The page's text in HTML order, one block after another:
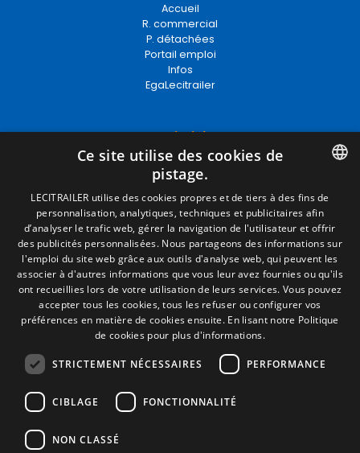
Accueil
R. commercial
P. détachées
Portail emploi
Infos
EgaLecitrailer
Termes juridiques
Mentions Légales
Politique de Confidentialité
Politique de Cookies
Conditions générales de vente
Gérer les cookies
Contact
Camino de los Huertos, S/N. Apdo 100
50620 - Casetas (Zaragoza) SPAIN
+(34) 976 462 121
SPANISH
ENGLISH
FRENCH
ITALIAN
PORTUGUESE
Ce site utilise des cookies de
pistage.
LECITRAILER utilise des cookies propres et de tiers à des fins de
personnalisation, analytiques, techniques et publicitaires afin
d’analyser le trafic web, gérer la navigation de l'utilisateur et offrir
des publicités personnalisées. Nous partageons des informations sur
l'emploi du site web grâce aux outils d'analyse web, qui peuvent les
associer à d'autres informations que vous leur avez fournies ou qu'ils
ont recueillies lors de votre utilisation de leurs services. Vous pouvez
accepter tous les cookies, tous les refuser ou configurer vos
préférences en matière de cookies ensuite. En lisant notre Politique
de cookies pour plus d'informations.
STRICTEMENT NÉCESSAIRES PERFORMANCE
CIBLAGE FONCTIONNALITÉ
NON CLASSÉ